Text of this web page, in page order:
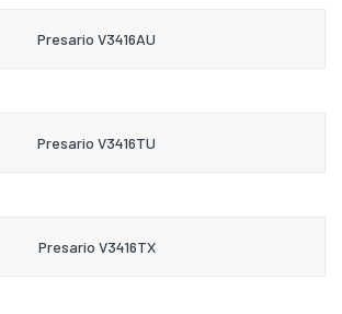
Presario V3416AU
Presario V3416TU
Presario V3416TX